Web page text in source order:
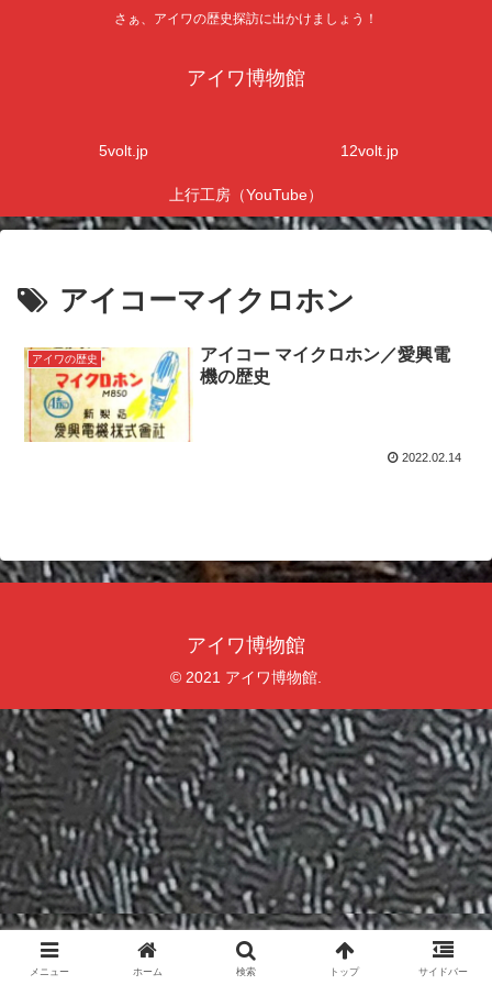
さぁ、アイワの歴史探訪に出かけましょう！
アイワ博物館
5volt.jp 12volt.jp
上行工房（YouTube）
アイコーマイクロホン
アイワの歴史
アイコー マイクロホン／愛興電
機の歴史
2022.02.14
アイワ博物館
© 2021 アイワ博物館.
メニュー ホーム 検索 トップ サイドバー